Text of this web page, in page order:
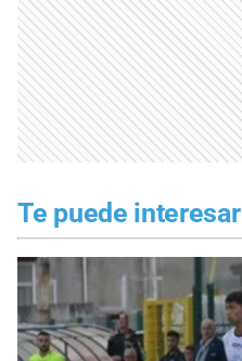
Te puede interesar